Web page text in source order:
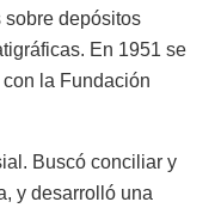
depósitos
En 1951 se
la Fundación
Buscó conciliar y
y desarrolló una